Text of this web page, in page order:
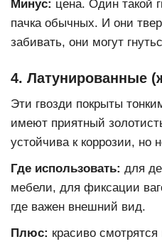
Минус: цена. Один такой
пачка обычных. И они
забивать, они могут
4. Латунированные
Эти гвозди покрыты
имеют приятный
устойчива к коррозии, но
Где использовать: для
мебели, для фиксации
где важен внешний вид.
Плюс: красиво